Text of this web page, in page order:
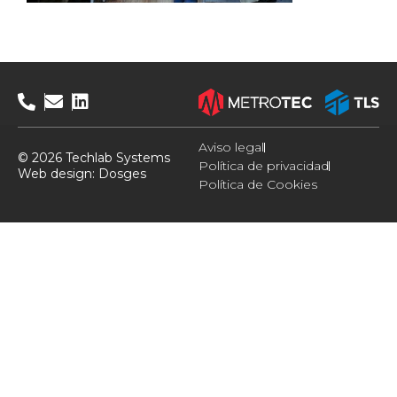
© 2026 Techlab Systems
Web design: Dosges
Aviso legal
Política de privacidad
Política de Cookies